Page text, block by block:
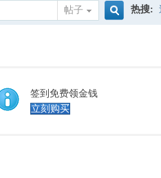
帖子 热搜:
签到免费领金钱
立刻购买